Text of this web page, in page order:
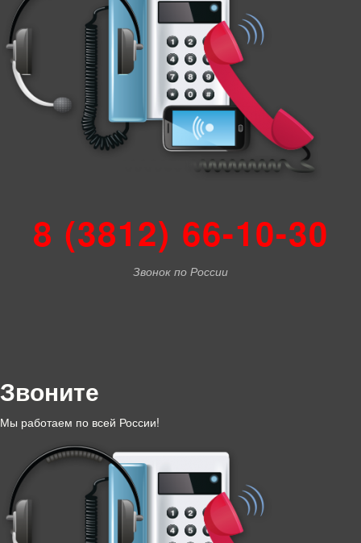
8 (3812) 66-10-30
Звонок по России
Звоните
Мы работаем по всей России!